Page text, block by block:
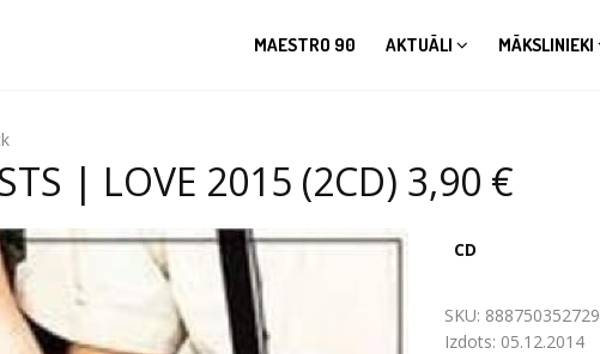
MAESTRO 90 AKTUĀLI MĀKSLINIEKI
| LOVE 2015 (2CD) 3,90 €
CD
SKU: 888750352729
Izdots: 05.12.2014